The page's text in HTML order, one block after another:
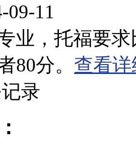
09-11
业，托福要
80分。 查看详
录